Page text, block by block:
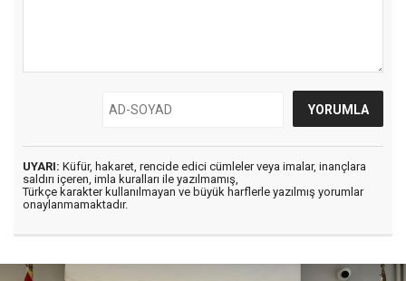
UYARI: Küfür, hakaret, rencide edici cümleler veya imalar, inançlara
saldırı içeren, imla kuralları ile yazılmamış,
Türkçe karakter kullanılmayan ve büyük harflerle yazılmış yorumlar
onaylanmamaktadır.